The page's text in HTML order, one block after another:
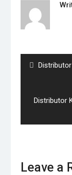
Previous
Next
Distributor
Leave a